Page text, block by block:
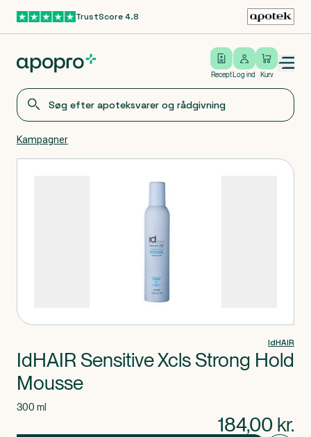
Gå til hovedindholdTrustScore 4.8
Recept
Log ind
Log ind Kurv
Open/close menu
Kampagner
IdHAIR
IdHAIR Sensitive Xcls Strong Hold
Mousse
300 ml
184,00 kr.